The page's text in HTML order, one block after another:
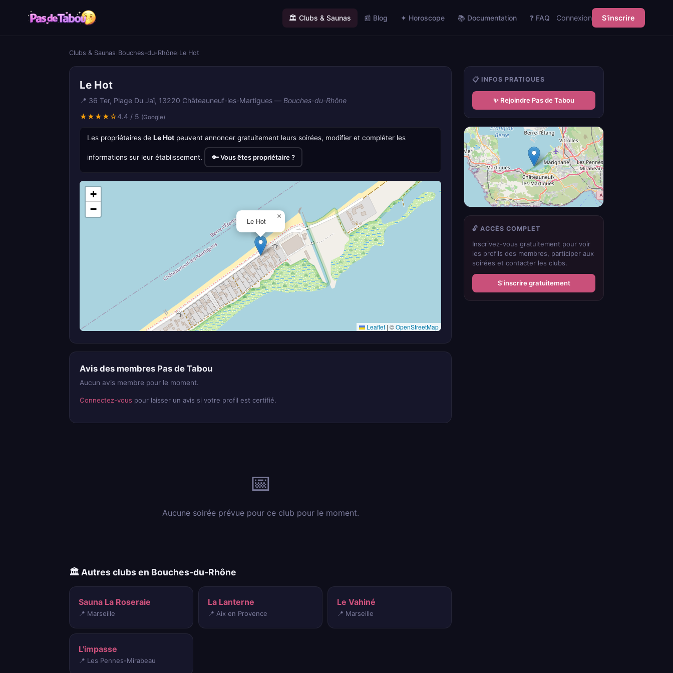
🏛️ Clubs & Saunas 📰 Blog ✦ Horoscope 📚 Documentation ❓ FAQ Connexion S'inscrire
Clubs & Saunas Bouches-du-Rhône Le Hot
Le Hot
📍 36 Ter, Plage Du Jaï, 13220 Châteauneuf-les-Martigues — Bouches-du-Rhône
★★★★☆4.4 / 5 (Google)
Les propriétaires de Le Hot peuvent annoncer gratuitement leurs soirées, modifier et compléter les
informations sur leur établissement. 🔑 Vous êtes propriétaire ?
Le Hot
×
+
−
Leaflet | ©OpenStreetMap
Avis des membres Pas de Tabou
Aucun avis membre pour le moment.
Connectez-vous pour laisser un avis si votre profil est certifié.
📅
Aucune soirée prévue pour ce club pour le moment.
🏛️ Autres clubs en Bouches-du-Rhône
Sauna La Roseraie
📍 Marseille
La Lanterne
📍 Aix en Provence
Le Vahiné
📍 Marseille
L'impasse
📍 Les Pennes-Mirabeau
📋 INFOS PRATIQUES
✨ Rejoindre Pas de Tabou
🔓 ACCÈS COMPLET
Inscrivez-vous gratuitement pour voir
les profils des membres, participer aux
soirées et contacter les clubs.
S'inscrire gratuitement